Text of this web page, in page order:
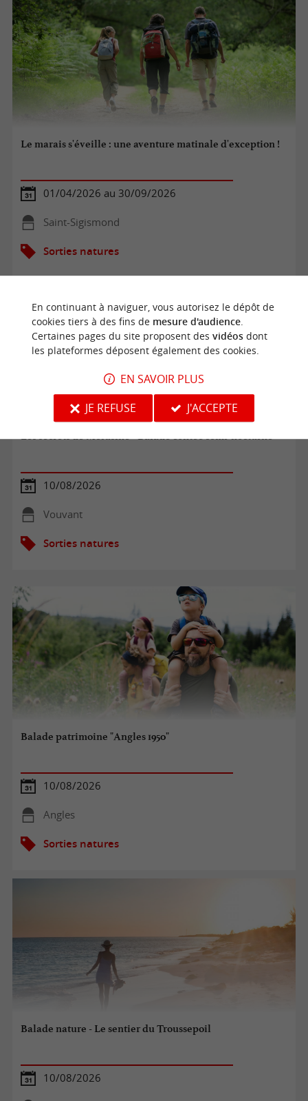
Le marais s'éveille : une aventure matinale d'exception !
01/04/2026 au 30/09/2026
Saint-Sigismond
Sorties natures
Les secrets de Mélusine - Balade contée semi-nocturne
10/08/2026
Vouvant
Sorties natures
Balade patrimoine "Angles 1950"
10/08/2026
Angles
Sorties natures
Balade nature - Le sentier du Troussepoil
10/08/2026
En continuant à naviguer, vous autorisez le dépôt de
cookies tiers à des fins de mesure d'audience.
Certaines pages du site proposent des vidéosdont
les plateformes déposent également des cookies.
EN SAVOIR PLUS
JE REFUSE
J'ACCEPTE